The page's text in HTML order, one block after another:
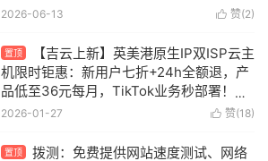
 赞(2)
2026-06-13
置顶
【吉云上新】英美港原生IP双ISP云主
机限时钜惠：新用户七折+24h全额退，产
品低至36元每月，TikTok业务秒部署！含
测评
 赞(18)
2026-01-27
置顶
拨测：免费提供网站速度测试、网络